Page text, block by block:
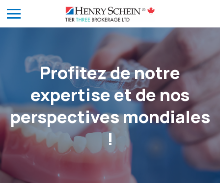
Profitez de notre
expertise et de nos
perspectives mondiales
!